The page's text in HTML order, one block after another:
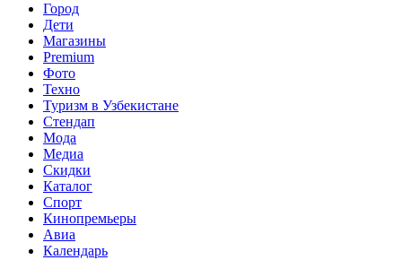
Город
Дети
Магазины
Premium
Фото
Техно
Туризм в Узбекистане
Стендап
Мода
Медиа
Скидки
Каталог
Спорт
Кинопремьеры
Авиа
Календарь